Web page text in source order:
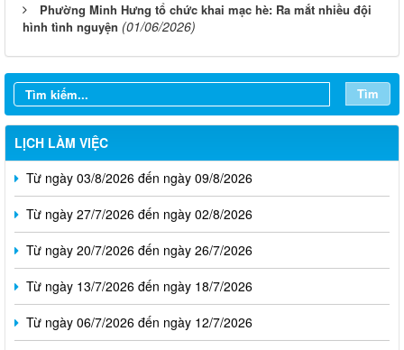
Phường Minh Hưng tổ chức khai mạc hè: Ra mắt nhiều đội
hình tình nguyện (01/06/2026)
Tìm
LỊCH LÀM VIỆC
Từ ngày 03/8/2026 đến ngày 09/8/2026
Từ ngày 27/7/2026 đến ngày 02/8/2026
Từ ngày 20/7/2026 đến ngày 26/7/2026
Từ ngày 13/7/2026 đến ngày 18/7/2026
Từ ngày 06/7/2026 đến ngày 12/7/2026